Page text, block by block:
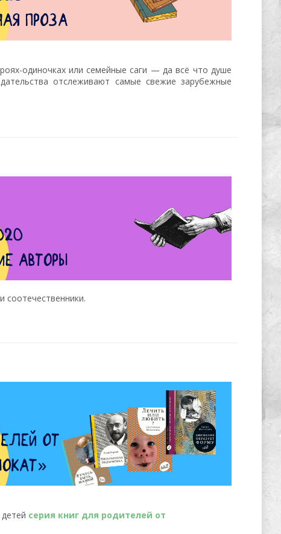
одиночках или семейные саги — да всё что душе
отслеживают самые свежие зарубежные
соотечественники.
серия книг для родителей от